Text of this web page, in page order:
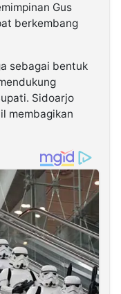
Gus
berkembang
sebagai bentuk
Sidoarjo
membagikan